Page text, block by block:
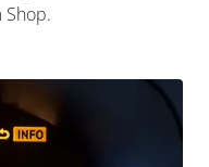
Shop.